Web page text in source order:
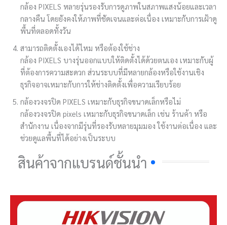
กล้อง PIXELS หลายรุ่นรองรับการดูภาพในสภาพแสงน้อยและเวลา
กลางคืน โดยยังคงให้ภาพที่ชัดเจนและต่อเนื่อง เหมาะกับการเฝ้าดู
พื้นที่ตลอดทั้งวัน
สามารถติดตั้งเองได้ไหม หรือต้องใช้ช่าง
กล้อง PIXELS บางรุ่นออกแบบให้ติดตั้งได้ด้วยตนเอง เหมาะกับผู้
ที่ต้องการความสะดวก ส่วนระบบที่มีหลายกล้องหรือใช้งานเชิง
ธุรกิจอาจเหมาะกับการให้ช่างติดตั้งเพื่อความเรียบร้อย
กล้องวงจรปิด PIXELS เหมาะกับธุรกิจขนาดเล็กหรือไม่
กล้องวงจรปิด pixels เหมาะกับธุรกิจขนาดเล็ก เช่น ร้านค้า หรือ
สำนักงาน เนื่องจากมีรุ่นที่รองรับหลายมุมมอง ใช้งานต่อเนื่อง และ
ช่วยดูแลพื้นที่ได้อย่างเป็นระบบ
สินค้าจากแบรนด์ชั้นนำ